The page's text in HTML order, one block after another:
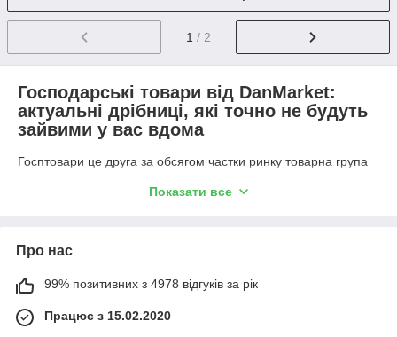
1 / 2
Господарські товари від DanMarket:
актуальні дрібниці, які точно не будуть
зайвими у вас вдома
Госптовари це друга за обсягом частки ринку товарна група
householding, або «домоутримання» з англійської, це те, з
пов'язана із задоволенням господарсько-побутових потреб, і
ми в DanMarket раді заявити, що значна її частина
представлена в асортименті нашого інтернет-магазину, який
ми регулярно поповнюємо.
Які в нас можна замовити господарські товари?
Показати все
Про нас
99% позитивних з 4978 відгуків за рік
Працює з 15.02.2020